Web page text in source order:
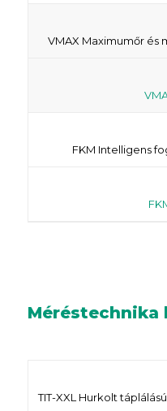
VMAX Maximumőr
FKM Intelligens
Méréstechnika
TIT-XXL Hurkolt